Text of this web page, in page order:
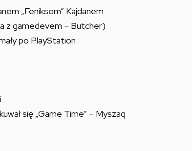
„Feniksem” Kajdanem
z gamedevem – Butcher)
po PlayStation
się „Game Time” – Myszaq